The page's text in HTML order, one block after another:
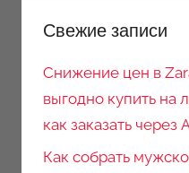
Свежие записи
Снижение цен в
выгодно купить на
как заказать через
Как собрать